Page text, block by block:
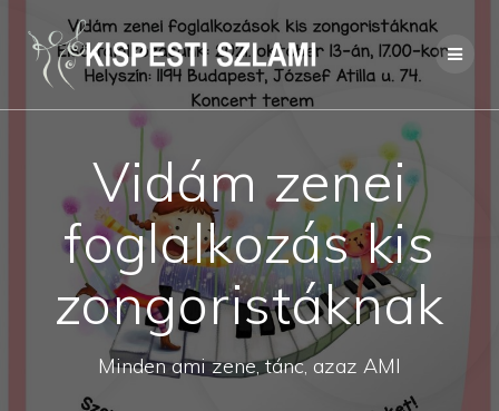
to
content
Vidám zenei
foglalkozás kis
zongoristáknak
Minden ami zene, tánc, azaz AMI